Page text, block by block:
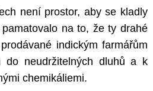
není prostor, aby se kladly
na to, že ty drahé
indickým farmářům
do neudržitelných dluhů a k
chemikáliemi.